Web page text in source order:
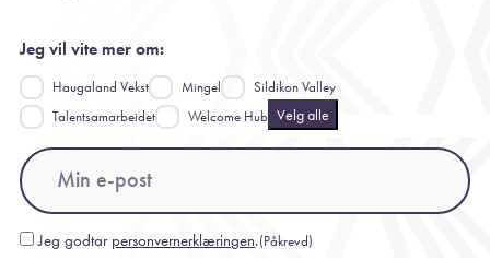
Jeg vil vite mer om:
Haugaland Vekst Mingel
Sildikon Valley
Talentsamarbeidet
Welcome Hub Velg alle
Email
Consent(Påkrevd)
Jeg godtar personvernerklæringen.(Påkrevd)